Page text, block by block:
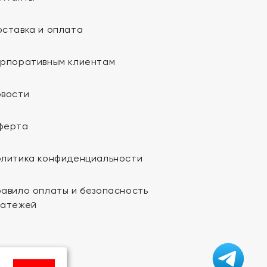
и оплата
клиентам
конфиденциальности
оплаты и безопасность